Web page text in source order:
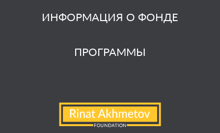
ИНФОРМАЦИЯ О ФОНДЕ
ПРОГРАММЫ